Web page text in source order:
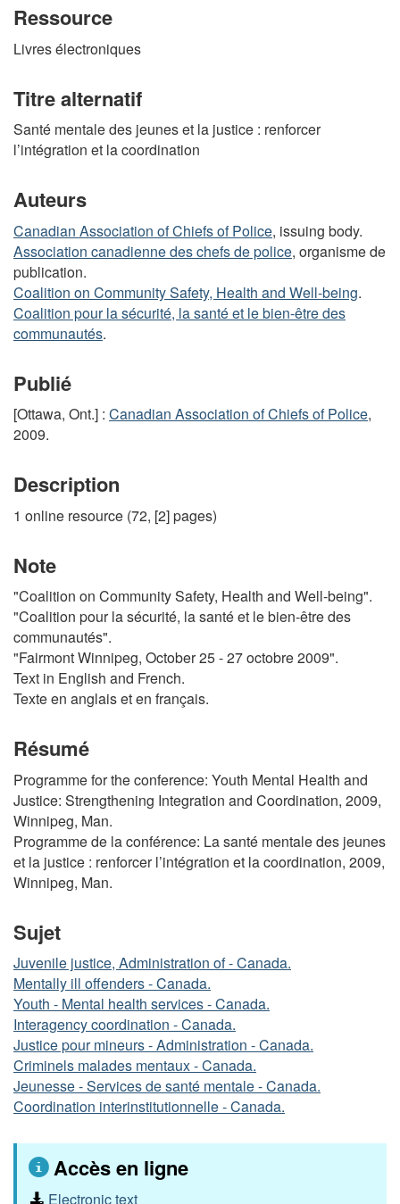
Ressource
Livres électroniques
Titre alternatif
Santé mentale des jeunes et la justice : renforcer
l’intégration et la coordination
Auteurs
Canadian Association of Chiefs of Police, issuing body.
Association canadienne des chefs de police, organisme de
publication.
Coalition on Community Safety, Health and Well-being.
Coalition pour la sécurité, la santé et le bien-être des
communautés.
Publié
[Ottawa, Ont.] : Canadian Association of Chiefs of Police,
2009.
Description
1 online resource (72, [2] pages)
Note
"Coalition on Community Safety, Health and Well-being".
"Coalition pour la sécurité, la santé et le bien-être des
communautés".
"Fairmont Winnipeg, October 25 - 27 octobre 2009".
Text in English and French.
Texte en anglais et en français.
Résumé
Programme for the conference: Youth Mental Health and
Justice: Strengthening Integration and Coordination, 2009,
Winnipeg, Man.
Programme de la conférence: La santé mentale des jeunes
et la justice : renforcer l’intégration et la coordination, 2009,
Winnipeg, Man.
Sujet
Juvenile justice, Administration of - Canada.
Mentally ill offenders - Canada.
Youth - Mental health services - Canada.
Interagency coordination - Canada.
Justice pour mineurs - Administration - Canada.
Criminels malades mentaux - Canada.
Jeunesse - Services de santé mentale - Canada.
Coordination interinstitutionnelle - Canada.
Accès en ligne
Electronic text